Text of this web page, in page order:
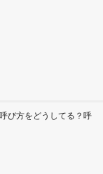
び方をどうしてる？呼